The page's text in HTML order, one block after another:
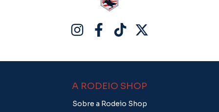
A RODEIO SHOP
Sobre a Rodeio Shop